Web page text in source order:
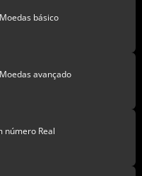
básico
avançado
número Real